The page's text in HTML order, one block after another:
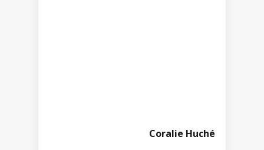
Coralie Huché